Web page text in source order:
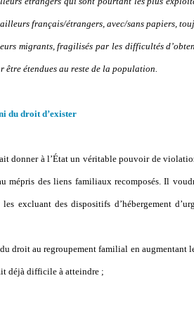
français/étrangers, avec/sans papiers,
migrants, fragilisés par les difficultés
étendues au reste de la population.
du droit d’exister
donner à l’État un véritable pouvoir de
mépris des liens familiaux recomposés. Il
excluant des dispositifs d’hébergement
droit au regroupement familial en augmentant le
déjà difficile à atteindre ;